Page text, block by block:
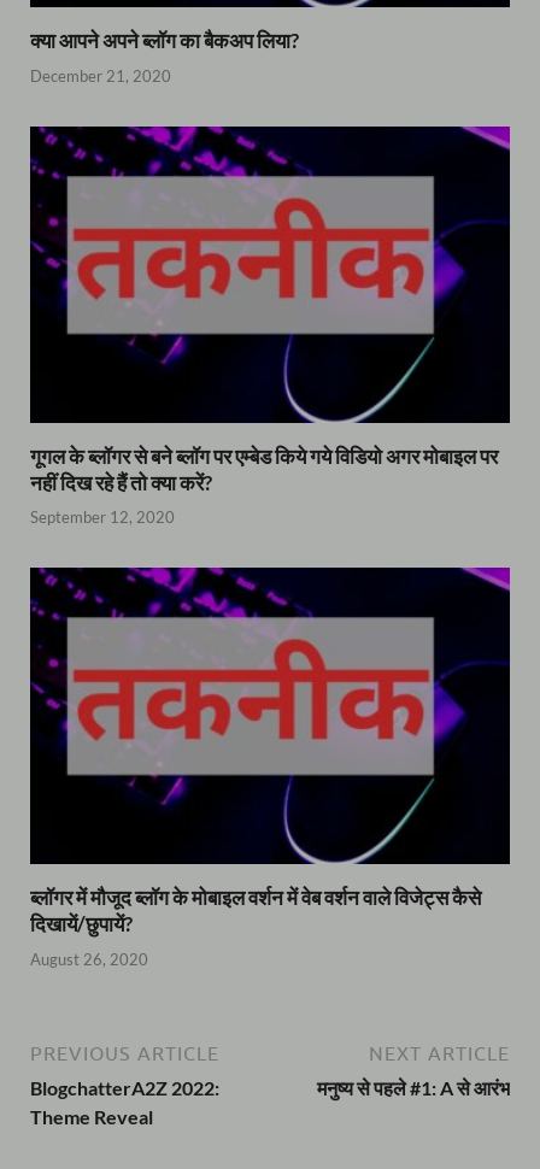
क्या आपने अपने ब्लॉग का बैकअप लिया?
December 21, 2020
गूगल के ब्लॉगर से बने ब्लॉग पर एम्बेड किये गये विडियो अगर मोबाइल पर
नहीं दिख रहे हैं तो क्या करें?
September 12, 2020
ब्लॉगर में मौजूद ब्लॉग के मोबाइल वर्शन में वेब वर्शन वाले विजेट्स कैसे
दिखायें/छुपायें?
August 26, 2020
PREVIOUS ARTICLE
BlogchatterA2Z 2022:
Theme Reveal
NEXT ARTICLE
मनुष्य से पहले #1: A से आरंभ